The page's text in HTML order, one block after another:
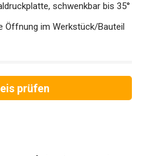
schwenkbar bis 35°
Öffnung im Werkstück/Bauteil
prüfen